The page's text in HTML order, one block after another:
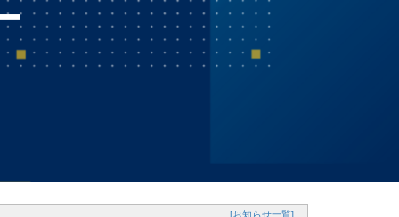
[お知らせ一覧]